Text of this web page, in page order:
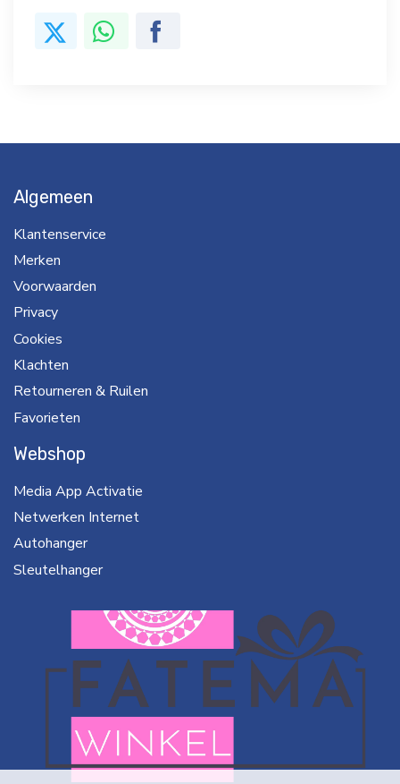
Algemeen
Klantenservice
Merken
Voorwaarden
Privacy
Cookies
Klachten
Retourneren & Ruilen
Favorieten
Webshop
Media App Activatie
Netwerken Internet
Autohanger
Sleutelhanger